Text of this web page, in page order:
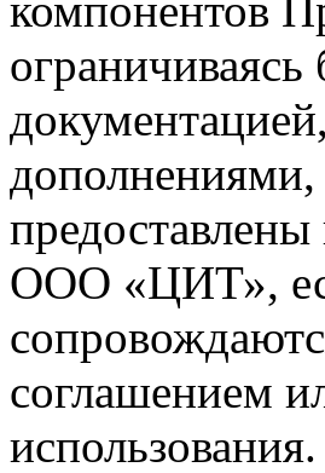
ООО «ЦИТ»,
соглашением
использования.